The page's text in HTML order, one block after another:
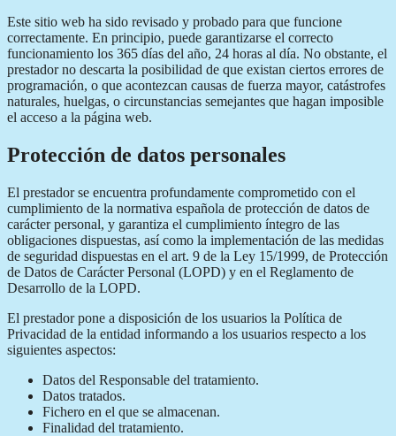
Este sitio web ha sido revisado y probado para que funcione
correctamente. En principio, puede garantizarse el correcto
funcionamiento los 365 días del año, 24 horas al día. No obstante, el
prestador no descarta la posibilidad de que existan ciertos errores de
programación, o que acontezcan causas de fuerza mayor, catástrofes
naturales, huelgas, o circunstancias semejantes que hagan imposible
el acceso a la página web.
Protección de datos personales
El prestador se encuentra profundamente comprometido con el
cumplimiento de la normativa española de protección de datos de
carácter personal, y garantiza el cumplimiento íntegro de las
obligaciones dispuestas, así como la implementación de las medidas
de seguridad dispuestas en el art. 9 de la Ley 15/1999, de Protección
de Datos de Carácter Personal (LOPD) y en el Reglamento de
Desarrollo de la LOPD.
El prestador pone a disposición de los usuarios la Política de
Privacidad de la entidad informando a los usuarios respecto a los
siguientes aspectos:
Datos del Responsable del tratamiento.
Datos tratados.
Fichero en el que se almacenan.
Finalidad del tratamiento.